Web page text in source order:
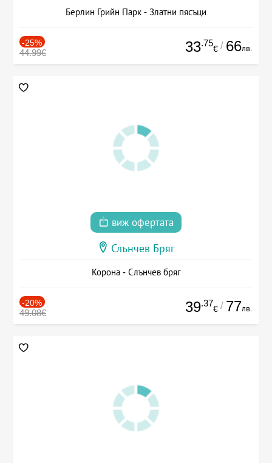
Берлин Грийн Парк - Златни пясъци
-25%
44.99€ 33.75
€ / 66лв.
виж офертата
Слънчев Бряг
Корона - Слънчев бряг
-20%
49.08€ 39.37
€ / 77лв.